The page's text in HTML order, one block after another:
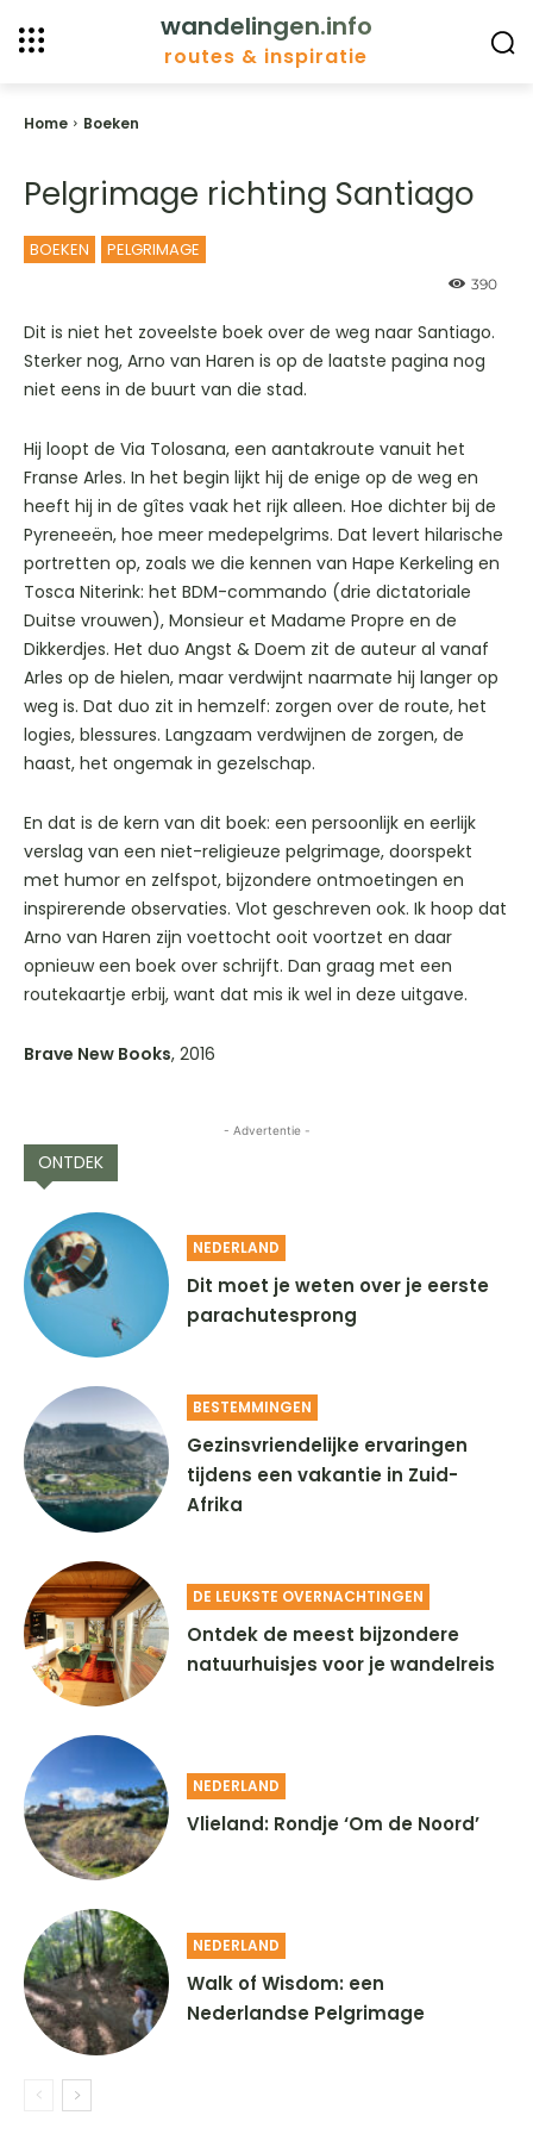
wandelingen.info
routes & inspiratie
Home Boeken
Pelgrimage richting Santiago
BOEKEN PELGRIMAGE
390
Dit is niet het zoveelste boek over de weg naar Santiago.
Sterker nog, Arno van Haren is op de laatste pagina nog
niet eens in de buurt van die stad.
Hij loopt de Via Tolosana, een aantakroute vanuit het
Franse Arles. In het begin lijkt hij de enige op de weg en
heeft hij in de gîtes vaak het rijk alleen. Hoe dichter bij de
Pyreneeën, hoe meer medepelgrims. Dat levert hilarische
portretten op, zoals we die kennen van Hape Kerkeling en
Tosca Niterink: het BDM-commando (drie dictatoriale
Duitse vrouwen), Monsieur et Madame Propre en de
Dikkerdjes. Het duo Angst & Doem zit de auteur al vanaf
Arles op de hielen, maar verdwijnt naarmate hij langer op
weg is. Dat duo zit in hemzelf: zorgen over de route, het
logies, blessures. Langzaam verdwijnen de zorgen, de
haast, het ongemak in gezelschap.
En dat is de kern van dit boek: een persoonlijk en eerlijk
verslag van een niet-religieuze pelgrimage, doorspekt
met humor en zelfspot, bijzondere ontmoetingen en
inspirerende observaties. Vlot geschreven ook. Ik hoop dat
Arno van Haren zijn voettocht ooit voortzet en daar
opnieuw een boek over schrijft. Dan graag met een
routekaartje erbij, want dat mis ik wel in deze uitgave.
Brave New Books, 2016
- Advertentie -
ONTDEK
NEDERLAND
Dit moet je weten over je eerste
parachutesprong
BESTEMMINGEN
Gezinsvriendelijke ervaringen
tijdens een vakantie in Zuid-
Afrika
DE LEUKSTE OVERNACHTINGEN
Ontdek de meest bijzondere
natuurhuisjes voor je wandelreis
NEDERLAND
Vlieland: Rondje ‘Om de Noord’
NEDERLAND
Walk of Wisdom: een
Nederlandse Pelgrimage